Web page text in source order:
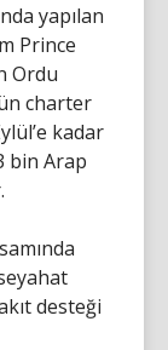
yapılan
Prince
Ordu
charter
kadar
bin Arap
desteği